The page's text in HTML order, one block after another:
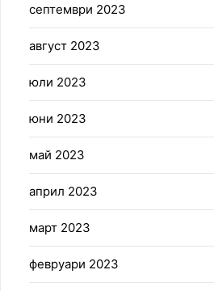
септември 2023
август 2023
юли 2023
юни 2023
май 2023
април 2023
март 2023
февруари 2023